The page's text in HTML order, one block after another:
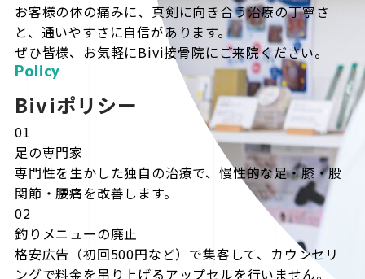
お客様の体の痛みに、真剣に向き合う治療の丁寧さ
と、通いやすさに自信があります。
ぜひ皆様、お気軽にBivi接骨院にご来院ください。
Policy
Biviポリシー
01
足の専門家
専門性を生かした独自の治療で、慢性的な足・膝・股
関節・腰痛を改善します。
02
釣りメニューの廃止
格安広告（初回500円など）で集客して、カウンセリ
ングで料金を吊り上げるアップセルを行いません。